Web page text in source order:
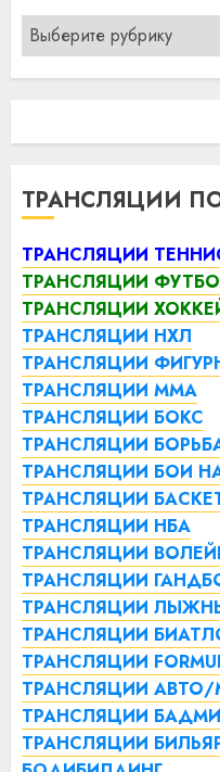
Рубрики
ТРАНСЛЯЦИИ
ТРАНСЛЯЦИИ
ТРАНСЛЯЦИИ
ТРАНСЛЯЦИИ
ТРАНСЛЯЦИИ НХЛ
ТРАНСЛЯЦИИ
ТРАНСЛЯЦИИ ММА
ТРАНСЛЯЦИИ БОКС
ТРАНСЛЯЦИИ
ТРАНСЛЯЦИИ БОИ
ТРАНСЛЯЦИИ
ТРАНСЛЯЦИИ НБА
ТРАНСЛЯЦИИ
ТРАНСЛЯЦИИ
ТРАНСЛЯЦИИ
ТРАНСЛЯЦИИ
ТРАНСЛЯЦИИ
ТРАНСЛЯЦИИ
ТРАНСЛЯЦИИ
ТРАНСЛЯЦИИ